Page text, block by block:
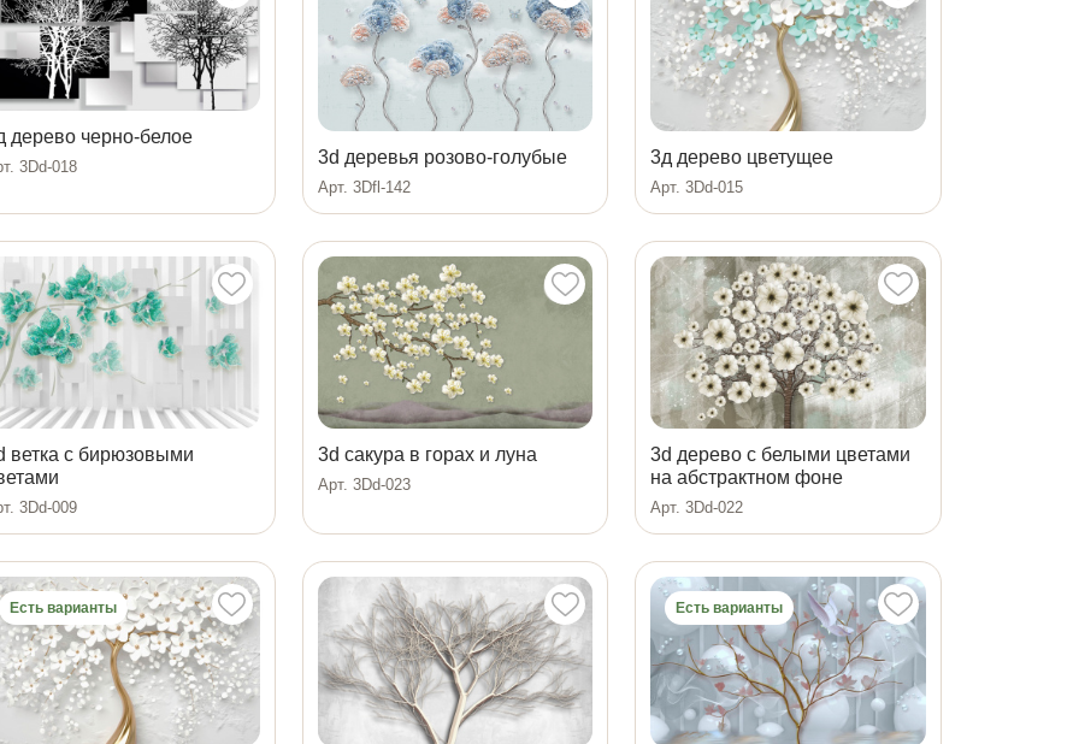
дерево черно-белое
3Dd-018 3d деревья розово-голубые
Арт. 3Dfl-142
3д дерево цветущее
Арт. 3Dd-015
ветка с бирюзовыми
3Dd-009
3d сакура в горах и луна
Арт. 3Dd-023
3d дерево с белыми цветами
на абстрактном фоне
Арт. 3Dd-022
Есть варианты Есть варианты